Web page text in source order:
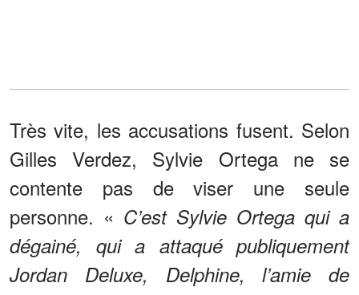
Très vite, les accusations fusent. Selon
Gilles Verdez, Sylvie Ortega ne se
contente pas de viser une seule
personne. « C’est Sylvie Ortega qui a
dégainé, qui a attaqué publiquement
Jordan Deluxe, Delphine, l’amie de